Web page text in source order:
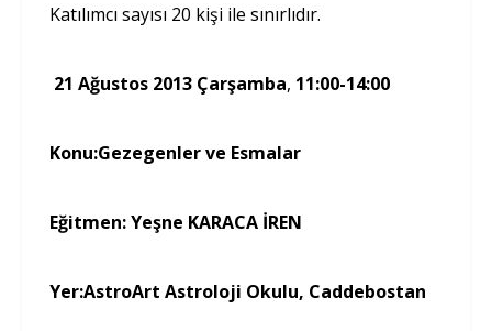
Katılımcı sayısı 20 kişi ile sınırlıdır.
21 Ağustos 2013 Çarşamba, 11:00-14:00
Konu:Gezegenler ve Esmalar
Eğitmen:Yeşne KARACA İREN
Yer:AstroArt Astroloji Okulu, Caddebostan